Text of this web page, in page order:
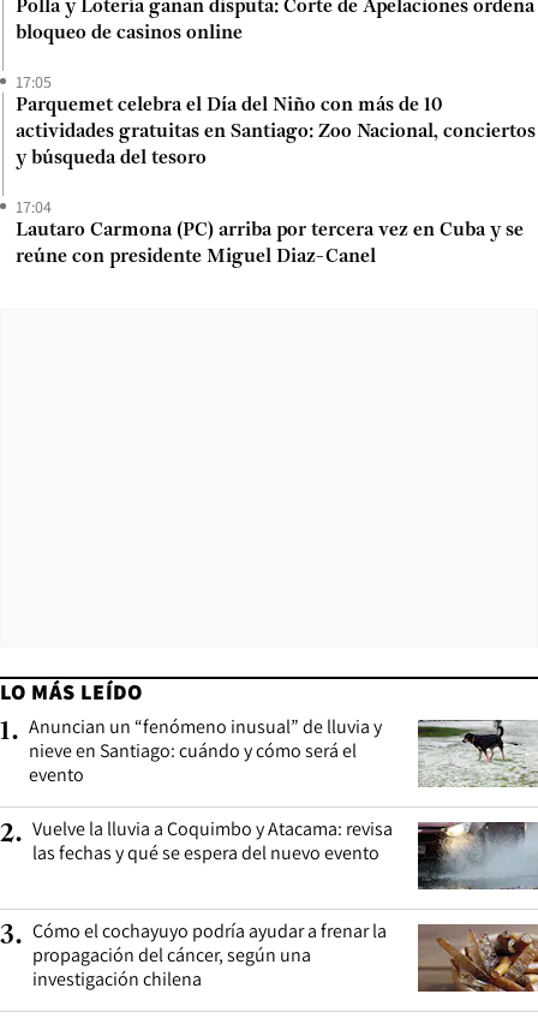
Polla y Lotería ganan disputa: Corte de Apelaciones ordena
bloqueo de casinos online
17:05
Parquemet celebra el Día del Niño con más de 10
actividades gratuitas en Santiago: Zoo Nacional, conciertos
y búsqueda del tesoro
17:04
Lautaro Carmona (PC) arriba por tercera vez en Cuba y se
reúne con presidente Miguel Diaz-Canel
LO MÁS LEÍDO
1. Anuncian un “fenómeno inusual” de lluvia y
nieve en Santiago: cuándo y cómo será el
evento
2. Vuelve la lluvia a Coquimbo y Atacama: revisa
las fechas y qué se espera del nuevo evento
3. Cómo el cochayuyo podría ayudar a frenar la
propagación del cáncer, según una
investigación chilena